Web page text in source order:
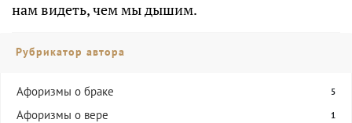
нам видеть, чем мы дышим.
Рубрикатор автора
Афоризмы о браке 5
Афоризмы о вере 1